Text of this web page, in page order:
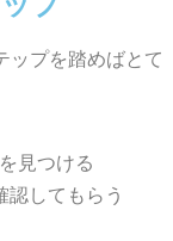
ップを踏めばとて
見つける
認してもらう